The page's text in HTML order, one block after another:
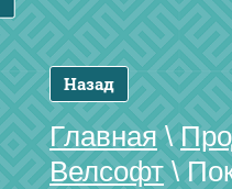
Назад
Главная\
Велсофт\